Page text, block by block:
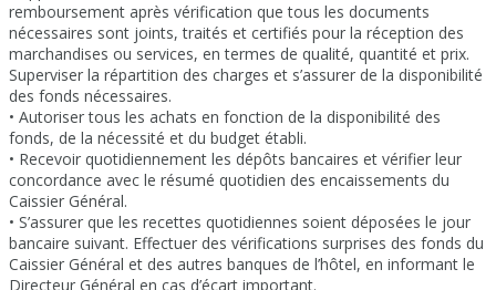
remboursement après vérification que tous les documents
nécessaires sont joints, traités et certifiés pour la réception des
marchandises ou services, en termes de qualité, quantité et prix.
Superviser la répartition des charges et s’assurer de la disponibilité
des fonds nécessaires.
• Autoriser tous les achats en fonction de la disponibilité des
fonds, de la nécessité et du budget établi.
• Recevoir quotidiennement les dépôts bancaires et vérifier leur
concordance avec le résumé quotidien des encaissements du
Caissier Général.
• S’assurer que les recettes quotidiennes soient déposées le jour
bancaire suivant. Effectuer des vérifications surprises des fonds du
Caissier Général et des autres banques de l’hôtel, en informant le
Directeur Général en cas d’écart important.